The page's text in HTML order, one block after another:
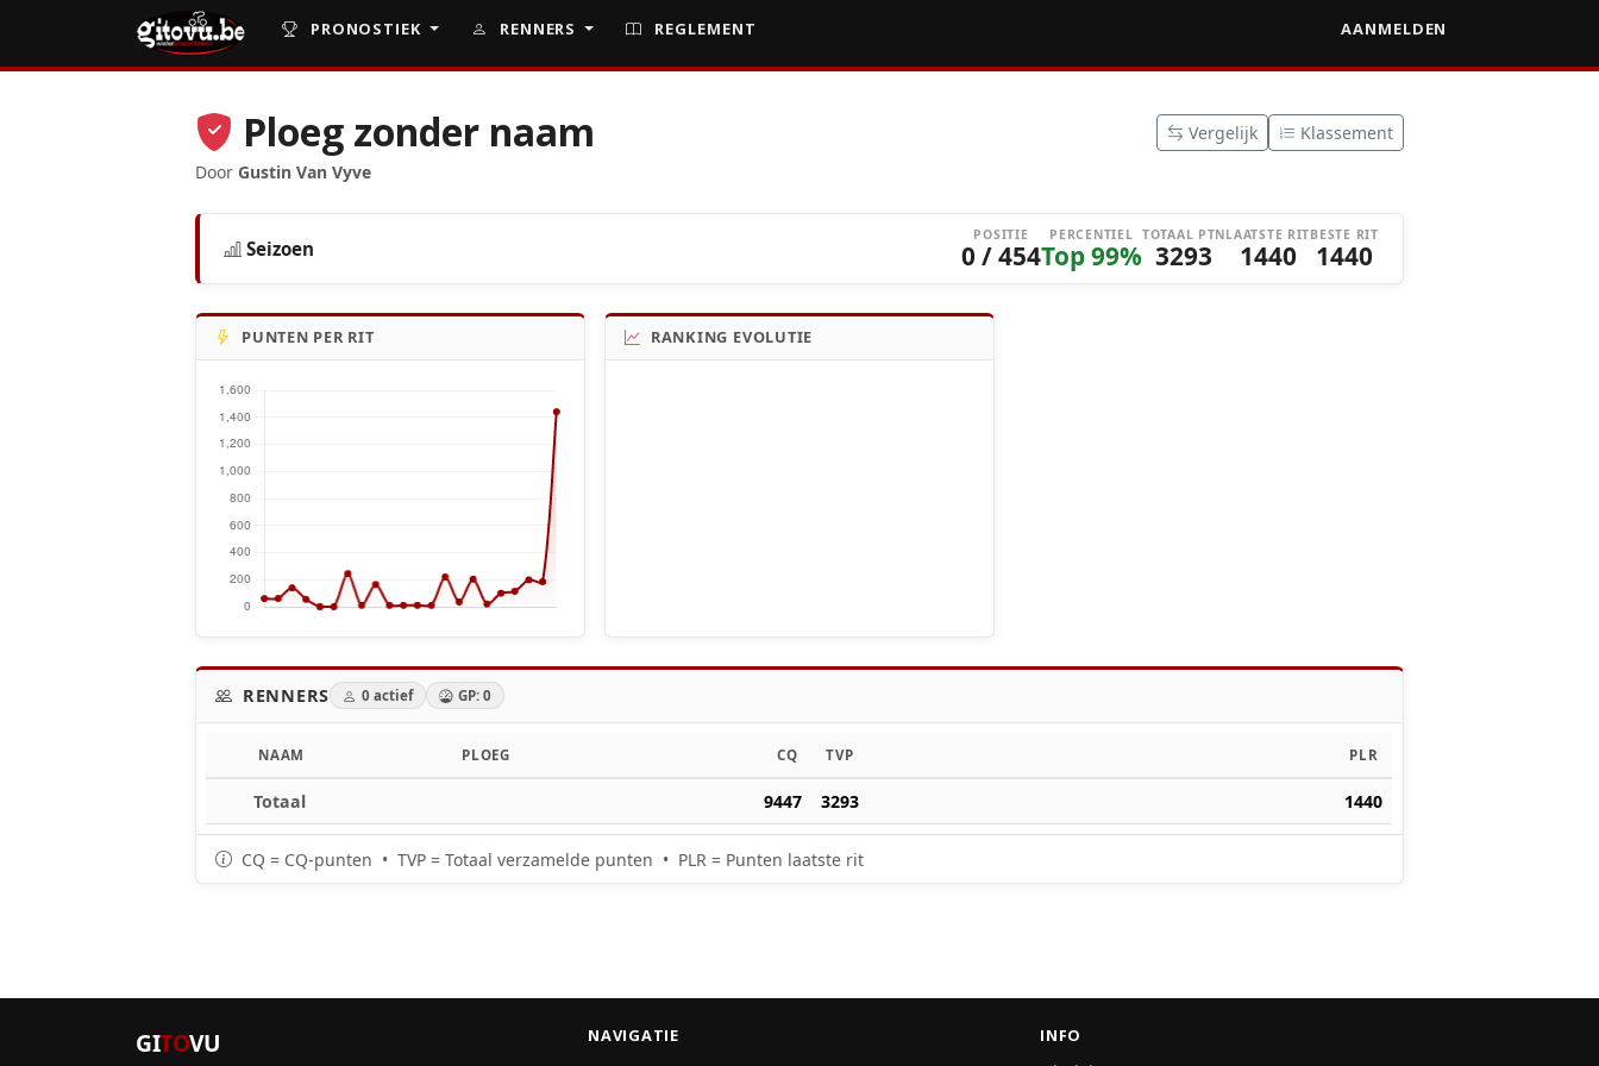
PRONOSTIEK RENNERS REGLEMENT AANMELDEN
Ploeg zonder naam
DoorGustin Van Vyve
Vergelijk Klassement
Seizoen
POSITIE
0 / 454
PERCENTIEL
Top 99%
TOTAAL PTN
3293
LAATSTE RIT
1440
BESTE RIT
1440
PUNTEN PER RIT RANKING EVOLUTIE
RENNERS 0 actief GP: 0
NAAM PLOEG CQ TVP PLR
Totaal 9447 3293 1440
CQ = CQ-punten • TVP = Totaal verzamelde punten • PLR = Punten laatste rit
GITOVU NAVIGATIE INFO